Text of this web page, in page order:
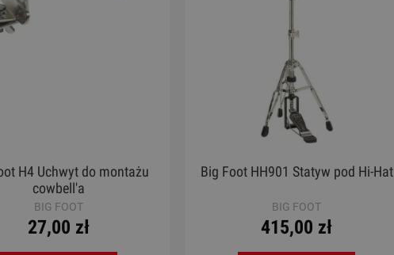
H4 Uchwyt do montażu
cowbell'a
BIG FOOT
27,00 zł
Big Foot HH901 Statyw pod Hi-Hat
BIG FOOT
415,00 zł